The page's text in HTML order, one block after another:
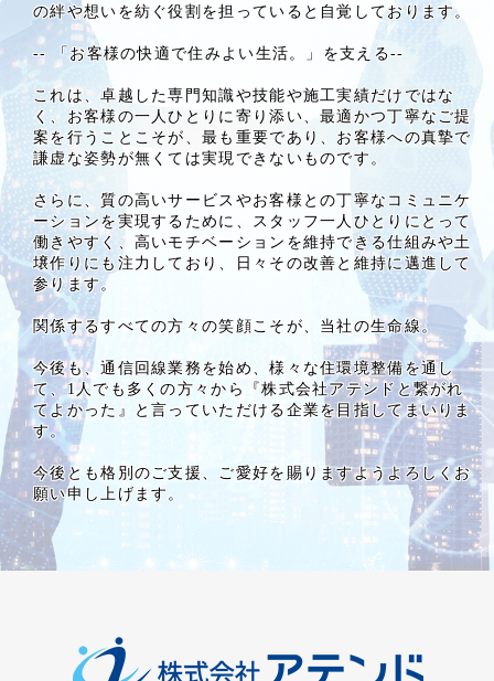
の絆や想いを紡ぐ役割を担っていると自覚しております。
-- 「お客様の快適で住みよい生活。」を支える--
これは、卓越した専門知識や技能や施工実績だけではな
く、お客様の一人ひとりに寄り添い、最適かつ丁寧なご提
案を行うことこそが、最も重要であり、お客様への真摯で
謙虚な姿勢が無くては実現できないものです。
さらに、質の高いサービスやお客様との丁寧なコミュニケ
ーションを実現するために、スタッフ一人ひとりにとって
働きやすく、高いモチベーションを維持できる仕組みや土
壌作りにも注力しており、日々その改善と維持に邁進して
参ります。
関係するすべての方々の笑顔こそが、当社の生命線。
今後も、通信回線業務を始め、様々な住環境整備を通し
て、1人でも多くの方々から『株式会社アテンドと繋がれ
てよかった』と言っていただける企業を目指してまいりま
す。
今後とも格別のご支援、ご愛好を賜りますようよろしくお
願い申し上げます。